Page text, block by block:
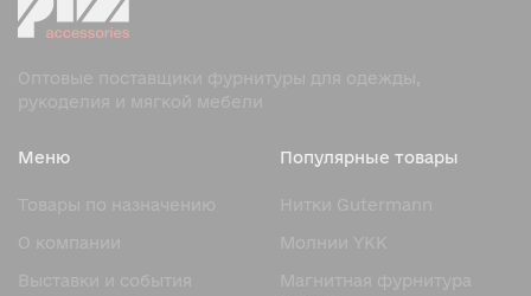
Оптовые поставщики фурнитуры для одежды,
рукоделия и мягкой мебели
Меню
Товары по назначению
О компании
Выставки и события
Популярные товары
Нитки Gutermann
Молнии YKK
Магнитная фурнитура